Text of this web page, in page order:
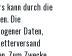
kann durch die
Die
Daten,